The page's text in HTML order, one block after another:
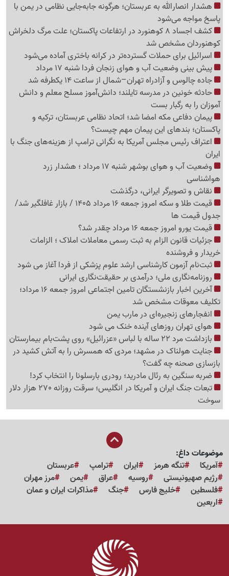
هشدار انصارالله به عربستان؛ هرگونه جابه‌جایی نظامی در یمن با
پاسخ مواجه می‌شود
کشف اجساد 8 کوهنورد در ارتفاعات پاکستان؛ علت مرگ دلخراش
کوهنوردان مشخص شد
اسرائیل برای حملات گسترده‌تر در کرانه باختری آماده می‌شود
پیش بینی وضعیت آب و هوای زنجان فردا شنبه 17 مرداد
جاده چالوس و آزادراه تهران–شمال از ساعت 14 یکطرفه شد
حادثه خونین در مدرسه تایلند؛ دانش‌آموز مسلح معلم و دانش
آموزان را به رگبار بست
پیمان دفاعی مکه امضا شد؛ اتحاد نظامی عربستان، ترکیه و
پاکستان؛ بندهای این پیمان مهم چیست؟
اعتراف رئیس مجلس آمریکا به نگرانی ترامپ از هزینه‌های جنگ با
ایران
وضعیت آب و هوای بوشهر شنبه 17 مرداد ؛ هشدار زرد
هواشناسی
نقاش و تصویرگر ایرانی، درگذشت
قیمت طلا و سکه امروز جمعه 16 مرداد 1405 / بازار غافلگیر شد/
جدول قیمت ها
قیمت یورو امروز جمعه 16 مرداد چقدر شد؟
جزئیات قانون الزام به ثبت رسمی معاملات املاک ؛ الزامات
خریدار و فروشنده
ثبت‌نام‌ آزمون کارشناسی ارشد علوم پزشکی از فردا آغاز می شود
روزنامه‌نگاری ملی؛ درآمدی بر حقیقت‌نگاری ایرانی
آخرین اخبار بازنشستگان تامین اجتماعی امروز جمعه 16 مرداد؛
تکلیف معوقات مشخص شد
انفجارهای زنجیره‌ای در مارب یمن
هوای تهران روزهای آینده خنک می شود
بازداشت مرد 22 ساله با لباس «عزرائیل» روی پشت‌بام بیمارستان
جنایت هولناک در مشهد؛ مردی که همسرش را به آتش کشید در
بازسازی صحنه چه گفت؟
ضربه سنگین به رئال مادرید؛ رودری بارسلونا را انتخاب کرد!
تبعات جنگ ایران و آمریکا در انگلیس؛ سرقت روزانه 270 هزار دلار
سوخت
موضوعات داغ:
آمریکا
تنگه هرمز ایران ترامپ
عربستان
رژیم صهیونیستی
روسیه عراق یمن
مرز مهران
فلسطین
خلیج فارس جنگ
مذاکرات ایران و عمان
اربعین